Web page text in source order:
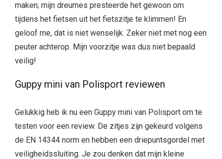
maken; mijn dreumes presteerde het gewoon om
tijdens het fietsen uit het fietszitje te klimmen! En
geloof me, dat is niet wenselijk. Zeker niet met nog een
peuter achterop. Mijn voorzitje was dus niet bepaald
veilig!
Guppy mini van Polisport reviewen
Gelukkig heb ik nu een Guppy mini van Polisport om te
testen voor een review. De zitjes zijn gekeurd volgens
de EN 14344 norm en hebben een driepuntsgordel met
veiligheidssluiting. Je zou denken dat mijn kleine